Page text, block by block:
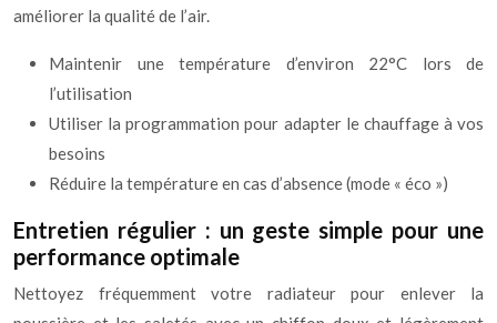
améliorer la qualité de l’air.
Maintenir une température d’environ 22°C lors de
l’utilisation
Utiliser la programmation pour adapter le chauffage à vos
besoins
Réduire la température en cas d’absence (mode « éco »)
Entretien régulier : un geste simple pour une
performance optimale
Nettoyez fréquemment votre radiateur pour enlever la